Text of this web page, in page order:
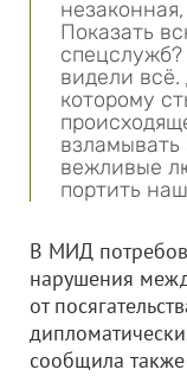
Показать
видели
которому
вежливые
портить
В МИД
нарушения
от
сообщила